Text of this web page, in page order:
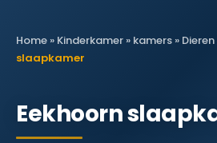
Home » Kinderkamer » kamers »
slaapkamer
Eekhoorn